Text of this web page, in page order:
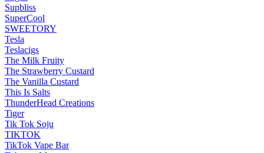
Supbliss
SuperCool
SWEETORY
Tesla
Teslacigs
The Milk Fruity
The Strawberry Custard
The Vanilla Custard
This Is Salts
ThunderHead Creations
Tiger
Tik Tok Soju
TIKTOK
TikTok Vape Bar